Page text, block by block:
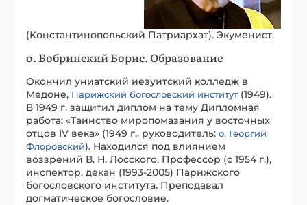
(Константинопольский Патриархат). Экуменист.
о. Бобринский Борис. Образование
Окончил униатский иезуитский колледж в
Медоне, Парижский богословский институт(1949).
В 1949 г. защитил диплом на тему Дипломная
работа: «Таинство миропомазания у восточных
отцов IV века» (1949 г., руководитель:о. Георгий
Флоровский). Находился под влиянием
воззрений В. Н. Лосского. Профессор (с 1954 г.),
инспектор, декан (1993-2005) Парижского
богословского института. Преподавал
догматическое богословие.